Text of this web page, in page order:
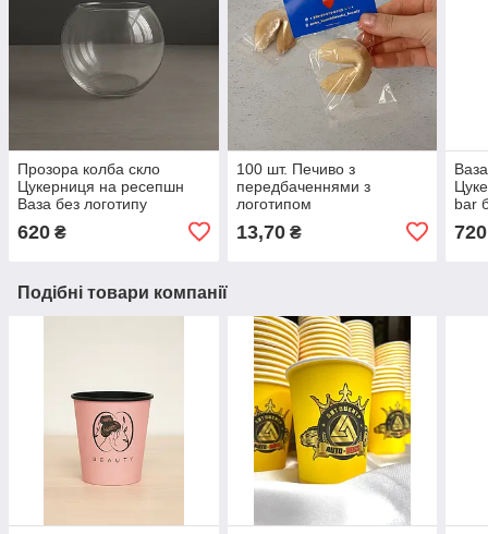
Прозора колба скло
Цукерниця на ресепшн
Ваза без логотипу
620 ₴
100 шт. Печиво з
передбаченнями з
логотипом
13,70₴
bar
720
Подібні товари компанії